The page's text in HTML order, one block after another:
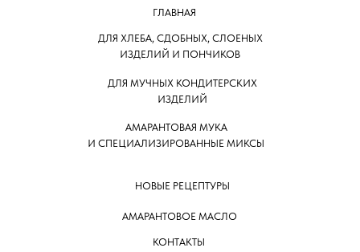
ДЛЯ ХЛЕБА, СДОБНЫХ, СЛОЕНЫХ
ИЗДЕЛИЙ И ПОНЧИКОВ
ГЛАВНАЯ
ДЛЯ МУЧНЫХ КОНДИТЕРСКИХ
ИЗДЕЛИЙ
АМАРАНТОВАЯ МУКА
И СПЕЦИАЛИЗИРОВАННЫЕ МИКСЫ
АМАРАНТОВОЕ МАСЛО
НОВЫЕ РЕЦЕПТУРЫ
КОНТАКТЫ